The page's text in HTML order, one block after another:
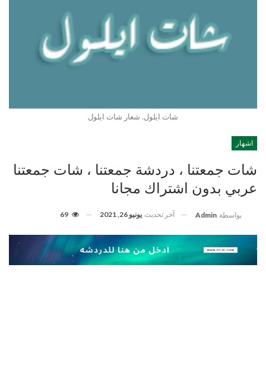
شات ايلول. شعار شات ايلول
اشهار
شات جمعتنا ، دردشة جمعتنا ، شات جمعتنا
عربي بدون اشتراك مجانا
بواسطة Admin آخر تحديث يونيو 26, 2021 69